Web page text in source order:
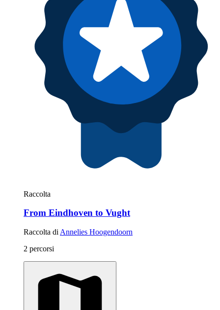
Raccolta
From Eindhoven to Vught
Raccolta di Annelies Hoogendoorn
2 percorsi